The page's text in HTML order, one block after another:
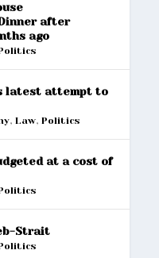
after
ago
latest attempt to
,Law,Politics
at a cost of
Strait